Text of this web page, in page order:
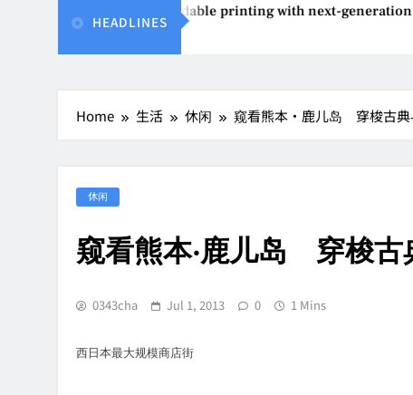
HEADLINES
Epson reinvents affordable printing with next-generation
Aug 4, 2026
Home 生活 休闲 窥看熊本‧鹿儿岛 穿梭古典
休闲
窥看熊本‧鹿儿岛 穿梭古
0343cha Jul 1, 2013 0 1 Mins
西日本最大规模商店街